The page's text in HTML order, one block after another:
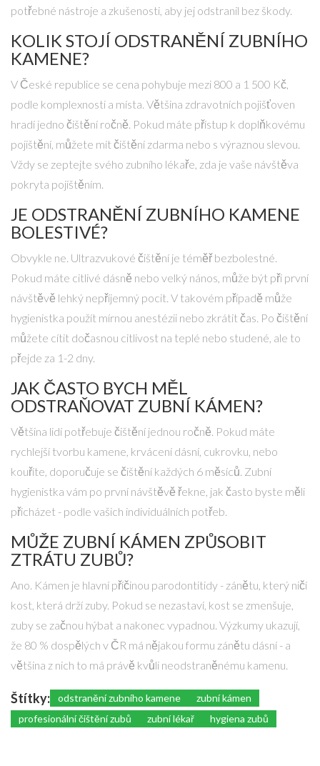
potřebné nástroje a zkušenosti, aby jej odstranil bez škody.
KOLIK STOJÍ ODSTRANĚNÍ ZUBNÍHO
KAMENE?
V České republice se cena pohybuje mezi 800 a 1 500 Kč,
podle komplexnosti a místa. Většina zdravotních pojišťoven
hradí jedno čištění ročně. Pokud máte přístup k doplňkovému
pojištění, můžete mít čištění zdarma nebo s výraznou slevou.
Vždy se zeptejte svého zubního lékaře, zda je vaše návštěva
pokryta pojištěním.
JE ODSTRANĚNÍ ZUBNÍHO KAMENE
BOLESTIVÉ?
Obvykle ne. Ultrazvukové čištění je téměř bezbolestné.
Pokud máte citlivé dásně nebo velký nános, může být při první
návštěvě lehký nepříjemný pocit. V takovém případě může
hygienistka použít mírnou anestézii nebo zkrátit čas. Po čištění
můžete cítit dočasnou citlivost na teplé nebo studené, ale to
přejde za 1-2 dny.
JAK ČASTO BYCH MĚL
ODSTRAŇOVAT ZUBNÍ KÁMEN?
Většina lidí potřebuje čištění jednou ročně. Pokud máte
rychlejší tvorbu kamene, krvácení dásní, cukrovku, nebo
kouříte, doporučuje se čištění každých 6 měsíců. Zubní
hygienistka vám po první návštěvě řekne, jak často byste měli
přicházet - podle vašich individuálních potřeb.
MŮŽE ZUBNÍ KÁMEN ZPŮSOBIT
ZTRÁTU ZUBŮ?
Ano. Kámen je hlavní příčinou parodontitidy - zánětu, který ničí
kost, která drží zuby. Pokud se nezastaví, kost se zmenšuje,
zuby se začnou hýbat a nakonec vypadnou. Výzkumy ukazují,
že 80 % dospělých v ČR má nějakou formu zánětu dásní - a
většina z nich to má právě kvůli neodstraněnému kamenu.
Štítky: odstranění zubního kamene
zubní kámen
profesionální čištění zubů
zubní lékař hygiena zubů